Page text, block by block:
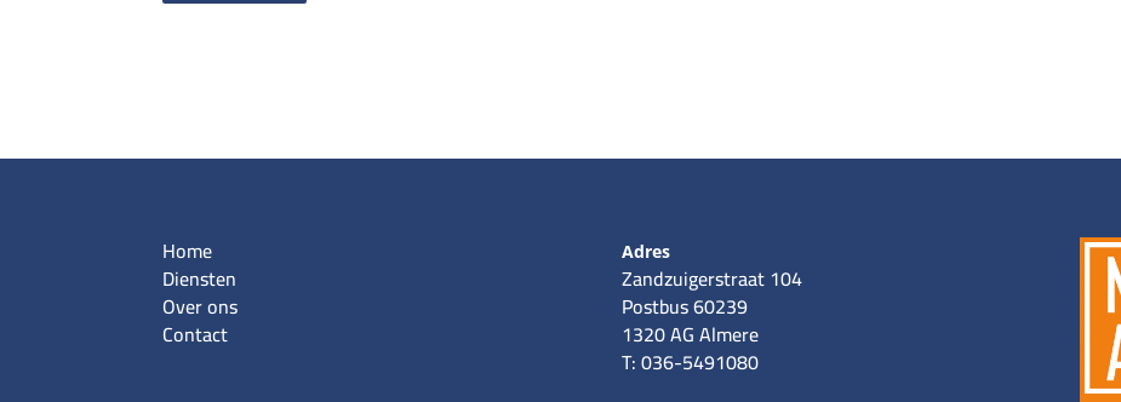
Home
Diensten
Over ons
Contact
Adres
Zandzuigerstraat 104
Postbus 60239
1320 AG Almere
T: 036-5491080